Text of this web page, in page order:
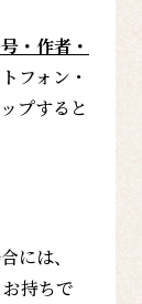
・作者・
フォン・
プすると
には、
持ちで